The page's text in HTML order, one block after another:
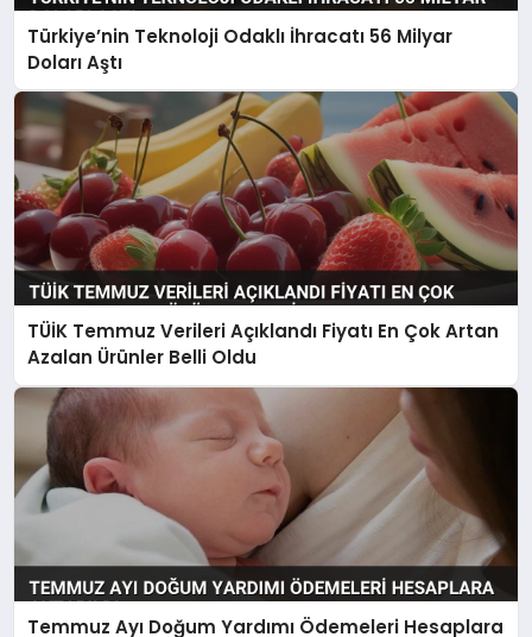
Türkiye’nin Teknoloji Odaklı İhracatı 56 Milyar
Doları Aştı
TÜİK Temmuz Verileri Açıklandı Fiyatı En Çok Artan
Azalan Ürünler Belli Oldu
Temmuz Ayı Doğum Yardımı Ödemeleri Hesaplara